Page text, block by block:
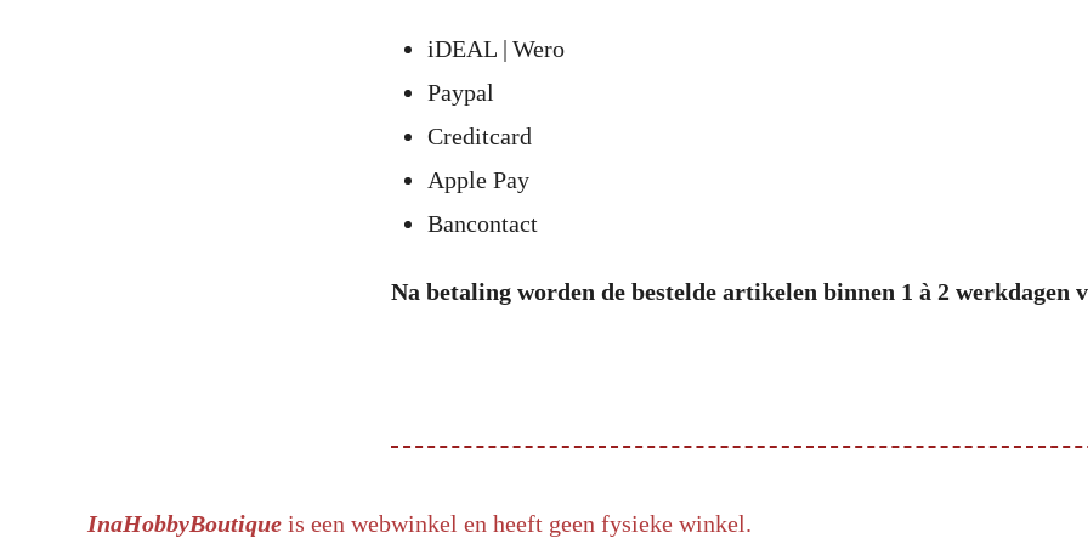
iDEAL | Wero
Paypal
Creditcard
Apple Pay
Bancontact
Na betaling worden de bestelde artikelen binnen 1 à 2 werkdagen
InaHobbyBoutique is een webwinkel en heeft geen fysieke winkel.